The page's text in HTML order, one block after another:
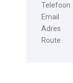
Telefoon
Email
Adres
Route